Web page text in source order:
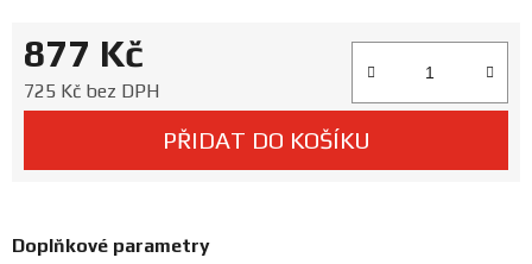
877 Kč
725 Kč bez DPH
PŘIDAT DO KOŠÍKU
Doplňkové parametry